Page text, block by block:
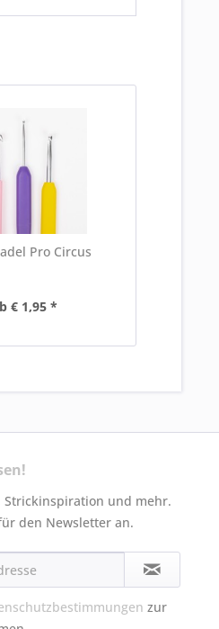
Pro Circus
€ 1,95 *
Strickinspiration und mehr.
den Newsletter an.
zur